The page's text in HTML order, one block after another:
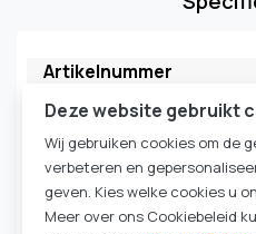
Artikelnummer
Model
Verpakkingseenheid
Merk
1 delig of 2 delig
Canule band type
Deze website gebruikt
Wij gebruiken cookies om de
verbeteren en
geven. Kies welke cookies u
Meer over ons Cookiebeleid